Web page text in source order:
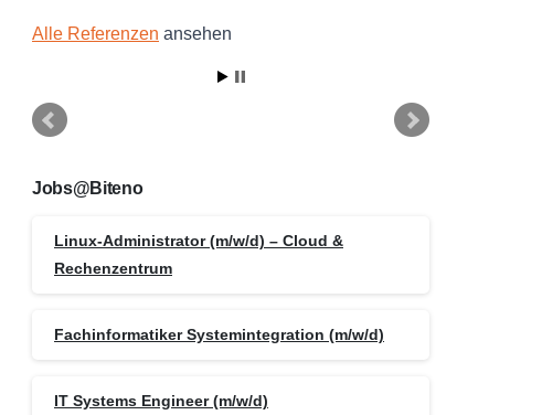
Alle Referenzen ansehen
Jobs@Biteno
Linux-Administrator (m/w/d) – Cloud &
Rechenzentrum
Fachinformatiker Systemintegration (m/w/d)
IT Systems Engineer (m/w/d)